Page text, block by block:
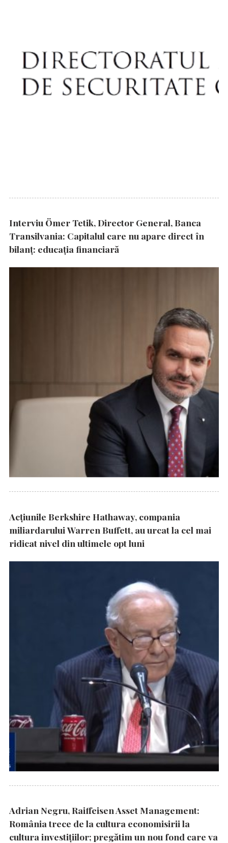
Interviu Ömer Tetik, Director General, Banca
Transilvania: Capitalul care nu apare direct în
bilanț: educația financiară
Acțiunile Berkshire Hathaway, compania
miliardarului Warren Buffett, au urcat la cel mai
ridicat nivel din ultimele opt luni
Adrian Negru, Raiffeisen Asset Management:
România trece de la cultura economisirii la
cultura investițiilor; pregătim un nou fond care va